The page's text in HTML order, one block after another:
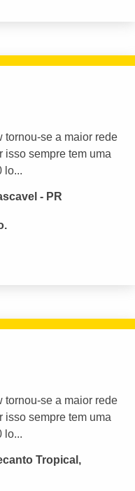
tornou-se a maior rede
isso sempre tem uma
lo...
- PR
tornou-se a maior rede
isso sempre tem uma
lo...
Tropical,